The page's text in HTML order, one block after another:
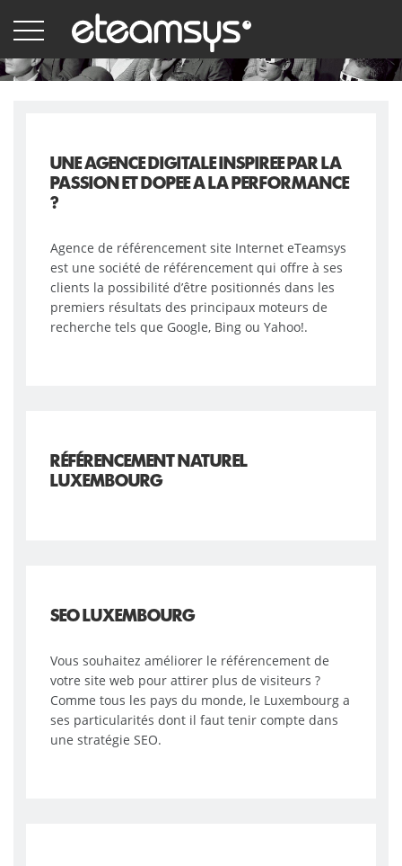
au
principal
UNE AGENCE DIGITALE INSPIREE PAR LA
PASSION ET DOPEE A LA PERFORMANCE
?
Agence de référencement site Internet eTeamsys
est une société de référencement qui offre à ses
clients la possibilité d’être positionnés dans les
premiers résultats des principaux moteurs de
recherche tels que Google, Bing ou Yahoo!.
RÉFÉRENCEMENT NATUREL
LUXEMBOURG
SEO LUXEMBOURG
Vous souhaitez améliorer le référencement de
votre site web pour attirer plus de visiteurs ?
Comme tous les pays du monde, le Luxembourg a
ses particularités dont il faut tenir compte dans
une stratégie SEO.